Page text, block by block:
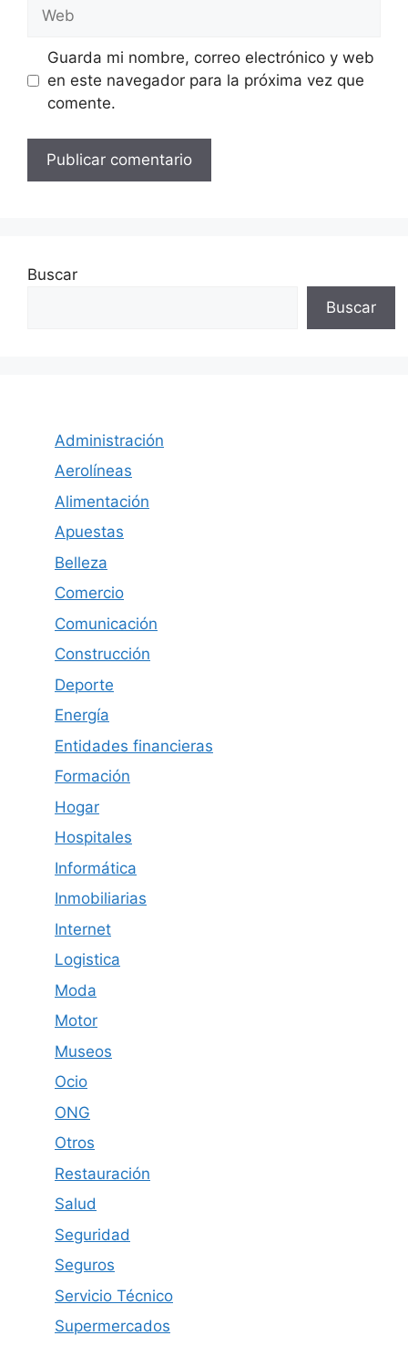
Web
Guarda mi nombre, correo electrónico y web
en este navegador para la próxima vez que
comente.
Buscar
Buscar
Administración
Aerolíneas
Alimentación
Apuestas
Belleza
Comercio
Comunicación
Construcción
Deporte
Energía
Entidades financieras
Formación
Hogar
Hospitales
Informática
Inmobiliarias
Internet
Logistica
Moda
Motor
Museos
Ocio
ONG
Otros
Restauración
Salud
Seguridad
Seguros
Servicio Técnico
Supermercados